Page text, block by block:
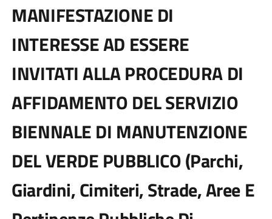
MANIFESTAZIONE DI
INTERESSE AD ESSERE
INVITATI ALLA PROCEDURA DI
AFFIDAMENTO DEL SERVIZIO
BIENNALE DI MANUTENZIONE
DEL VERDE PUBBLICO (parchi,
Giardini, Cimiteri, Strade, Aree E